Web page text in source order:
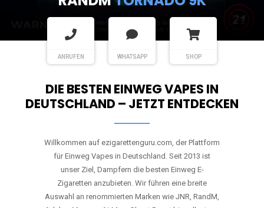
ANRUFEN WHATSAPP SHOP
DIE BESTEN EINWEG VAPES IN
DEUTSCHLAND – JETZT ENTDECKEN
Willkommen auf ezigarettenguru.com, der Plattform
für Einweg Vapes in Deutschland. Seit 2013 ist
unser Ziel, Dampfern die besten Einweg E-
Zigaretten anzubieten. Wir führen eine breite
Auswahl an renommierten Marken wie JNR, RandM,